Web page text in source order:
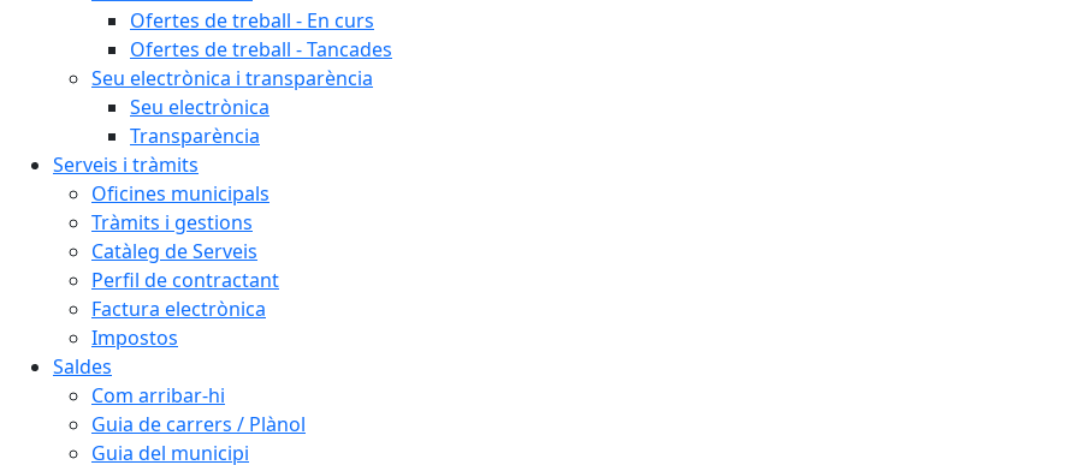
Ofertes de treball - En curs
Ofertes de treball - Tancades
Seu electrònica i transparència
Seu electrònica
Transparència
Serveis i tràmits
Oficines municipals
Tràmits i gestions
Catàleg de Serveis
Perfil de contractant
Factura electrònica
Impostos
Saldes
Com arribar-hi
Guia de carrers / Plànol
Guia del municipi